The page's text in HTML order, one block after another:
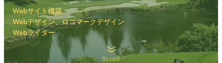
Webサイト構築
Webデザイン、ロゴマークデザイン
Webライター
Scroll